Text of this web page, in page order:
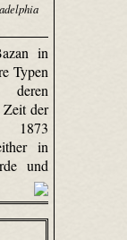
in
Typen
deren
Zeit der
1873
in
und